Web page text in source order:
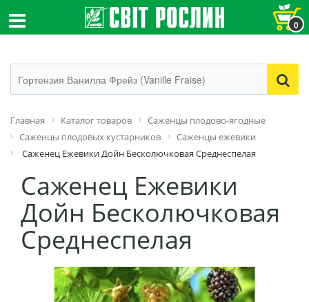
0
Главная Каталог товаров
Саженцы плодово-ягодные
Саженцы плодовых кустарников
Саженцы ежевики
Саженец Ежевики Дойн Бесколючковая Среднеспелая
Саженец Ежевики
Дойн Бесколючковая
Среднеспелая